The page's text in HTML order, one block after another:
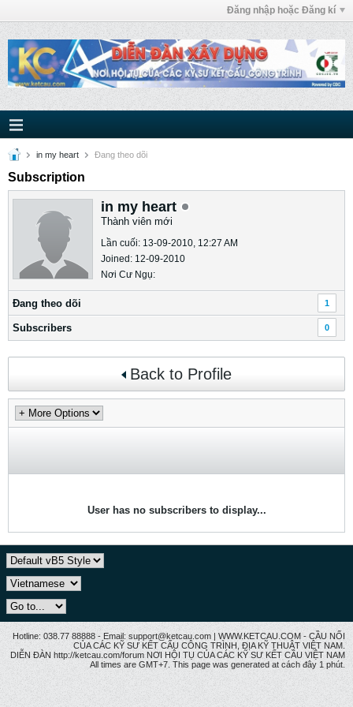
Đăng nhập hoặc Đăng kí
in my heart Ðang theo dõi
Subscription
in my heart
Thành viên mới
Lần cuối: 13-09-2010, 12:27 AM
Joined: 12-09-2010
Nơi Cư Ngụ:
Ðang theo dõi 1
Subscribers 0
Back to Profile
User has no subscribers to display...
Hotline: 038.77 88888 - Email: support@ketcau.com | WWW.KETCAU.COM - CẦU NỐI
CỦA CÁC KỸ SƯ KẾT CẤU CÔNG TRÌNH, ĐỊA KỸ THUẬT VIỆT NAM.
DIỄN ĐÀN http://ketcau.com/forum NƠI HỘI TỤ CỦA CÁC KỸ SƯ KẾT CÂU VIỆT NAM
All times are GMT+7. This page was generated at cách đây 1 phút.